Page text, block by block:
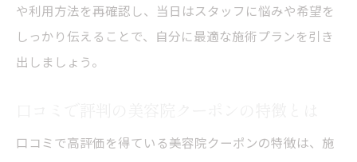
や利用方法を再確認し、当日はスタッフに悩みや希望を
しっかり伝えることで、自分に最適な施術プランを引き
出しましょう。
口コミで高評価を得ている美容院クーポンの特徴は、施